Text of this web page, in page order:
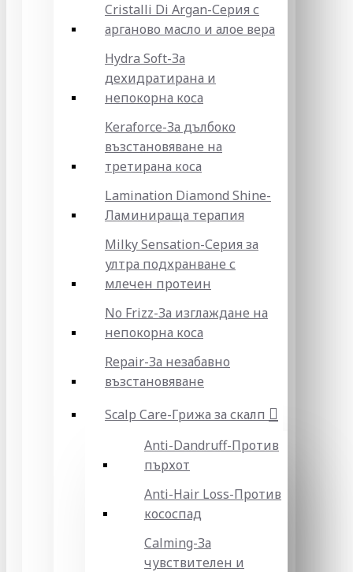
Cristalli Di Argan-Серия с
арганово масло и алое вера
Hydra Soft-За
дехидратирана и
непокорна коса
Keraforce-За дълбоко
възстановяване на
третирана коса
Lamination Diamond Shine-
Ламинираща терапия
Milky Sensation-Серия за
ултра подхранване с
млечен протеин
No Frizz-За изглаждане на
непокорна коса
Repair-За незабавно
възстановяване
Scalp Care-Грижа за скалп
Anti-Dandruff-Против
пърхот
Anti-Hair Loss-Против
кососпад
Calming-За
чувствителен и